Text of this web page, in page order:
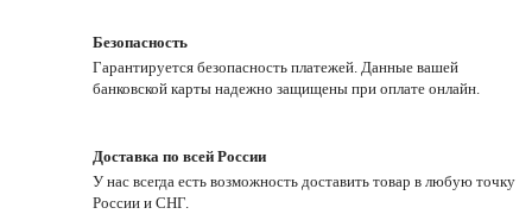
Безопасность
Гарантируется безопасность платежей. Данные вашей
банковской карты надежно защищены при оплате онлайн.
Доставка по всей России
У нас всегда есть возможность доставить товар в любую точку
России и СНГ.